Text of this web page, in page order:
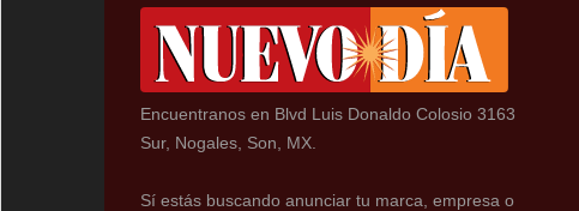
Encuentranos en Blvd Luis Donaldo Colosio 3163
Sur, Nogales, Son, MX.
Sí estás buscando anunciar tu marca, empresa o